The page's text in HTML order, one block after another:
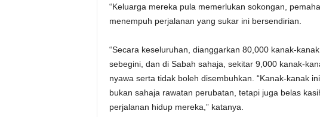
“Keluarga mereka pula memerlukan sokongan,
menempuh perjalanan yang sukar ini bersendirian.
“Secara keseluruhan, dianggarkan 80,000 kanak-
sebegini, dan di Sabah sahaja, sekitar 9,000 kanak-
nyawa serta tidak boleh disembuhkan. “Kanak-kanak
bukan sahaja rawatan perubatan, tetapi juga belas
perjalanan hidup mereka,” katanya.